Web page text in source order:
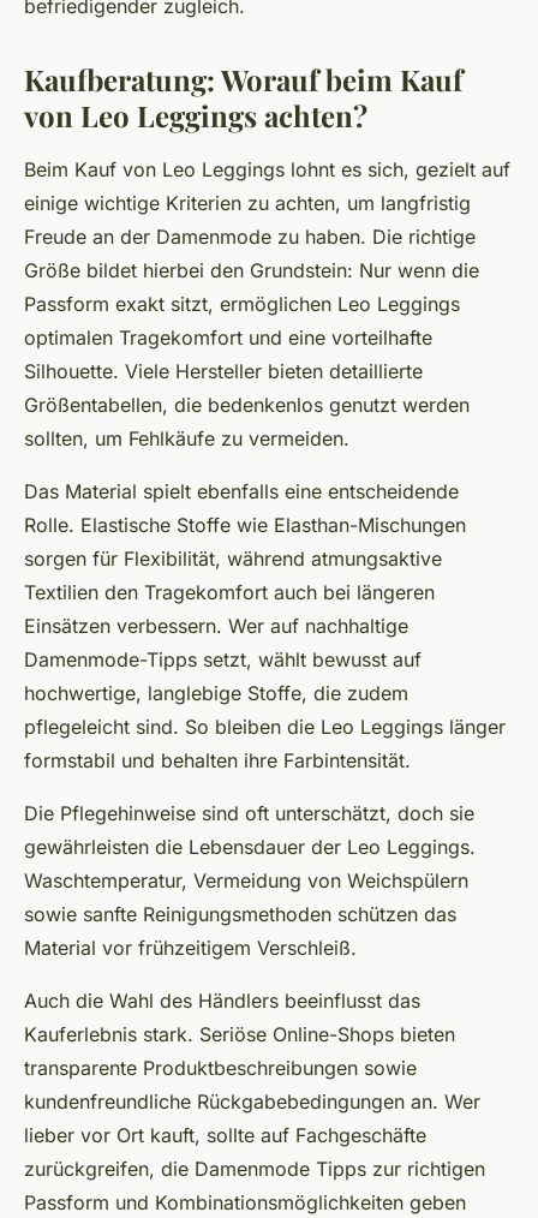
befriedigender zugleich.
Kaufberatung: Worauf beim Kauf
von Leo Leggings achten?
Beim Kauf von Leo Leggings lohnt es sich, gezielt auf
einige wichtige Kriterien zu achten, um langfristig
Freude an der Damenmode zu haben. Die richtige
Größe bildet hierbei den Grundstein: Nur wenn die
Passform exakt sitzt, ermöglichen Leo Leggings
optimalen Tragekomfort und eine vorteilhafte
Silhouette. Viele Hersteller bieten detaillierte
Größentabellen, die bedenkenlos genutzt werden
sollten, um Fehlkäufe zu vermeiden.
Das Material spielt ebenfalls eine entscheidende
Rolle. Elastische Stoffe wie Elasthan-Mischungen
sorgen für Flexibilität, während atmungsaktive
Textilien den Tragekomfort auch bei längeren
Einsätzen verbessern. Wer auf nachhaltige
Damenmode-Tipps setzt, wählt bewusst auf
hochwertige, langlebige Stoffe, die zudem
pflegeleicht sind. So bleiben die Leo Leggings länger
formstabil und behalten ihre Farbintensität.
Die Pflegehinweise sind oft unterschätzt, doch sie
gewährleisten die Lebensdauer der Leo Leggings.
Waschtemperatur, Vermeidung von Weichspülern
sowie sanfte Reinigungsmethoden schützen das
Material vor frühzeitigem Verschleiß.
Auch die Wahl des Händlers beeinflusst das
Kauferlebnis stark. Seriöse Online-Shops bieten
transparente Produktbeschreibungen sowie
kundenfreundliche Rückgabebedingungen an. Wer
lieber vor Ort kauft, sollte auf Fachgeschäfte
zurückgreifen, die Damenmode Tipps zur richtigen
Passform und Kombinationsmöglichkeiten geben